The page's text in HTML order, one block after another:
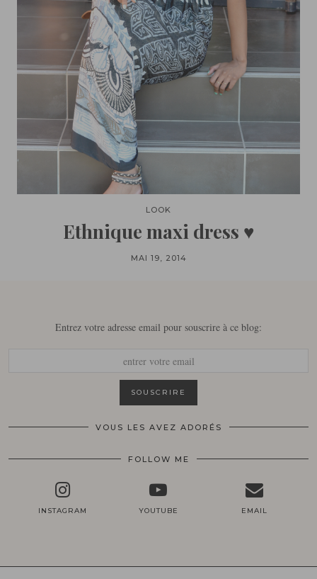
LOOK
Ethnique maxi dress ♥
MAI 19, 2014
Entrez votre adresse email pour souscrire à ce blog:
VOUS LES AVEZ ADORÉS
FOLLOW ME
INSTAGRAM YOUTUBE EMAIL